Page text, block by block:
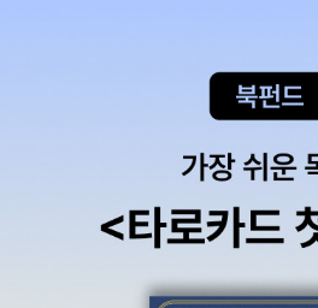
교 분석하여 주권과 체제안보의 관계를
적 성격이 강할수록 보다 친중적인 외교
는 것이 이 장의 핵심 주장이다. 독립 이
고 국내 통치권을 확립하는 것이 최우선
의 체제의 지배세력들은 국가 공고화의
적 독립성으로서의 주권 개념, 특히 내
강조해왔고, 이러한 경향은 체제의 권위